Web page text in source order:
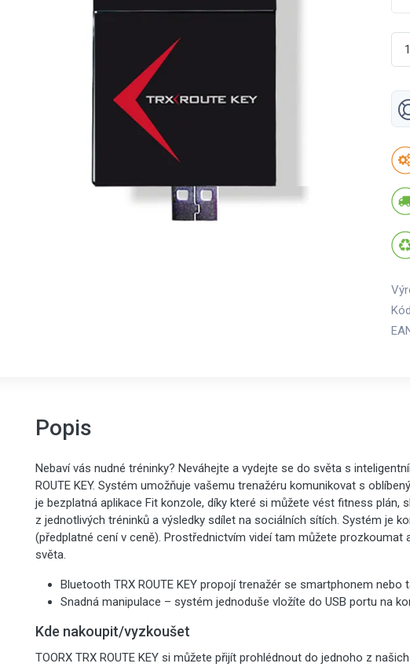
Popis
Nebaví vás nudné tréninky? Neváhejte a vydejte se do světa s
ROUTE KEY. Systém umožňuje vašemu trenažéru komunikovat s
je bezplatná aplikace Fit konzole, díky které si můžete vést fitness plán,
z jednotlivých tréninků a výsledky sdílet na sociálních sítích. Systém je
(předplatné cení v ceně). Prostřednictvím videí tam můžete prozkoumat
světa.
Bluetooth TRX ROUTE KEY propojí trenažér se smartphonem nebo
Snadná manipulace – systém jednoduše vložíte do USB portu na
Kde nakoupit/vyzkoušet
TOORX TRX ROUTE KEY si můžete přijít prohlédnout do jednoho z